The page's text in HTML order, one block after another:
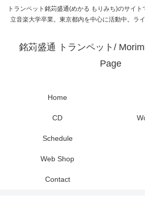
トランペット銘苅盛通(めかる もりみち)のサイ
立音楽大学卒業。東京都内を中心に活動中。ラ
銘苅盛通 トランペット/
Page
Home
CD
Schedule
Web Shop
Contact